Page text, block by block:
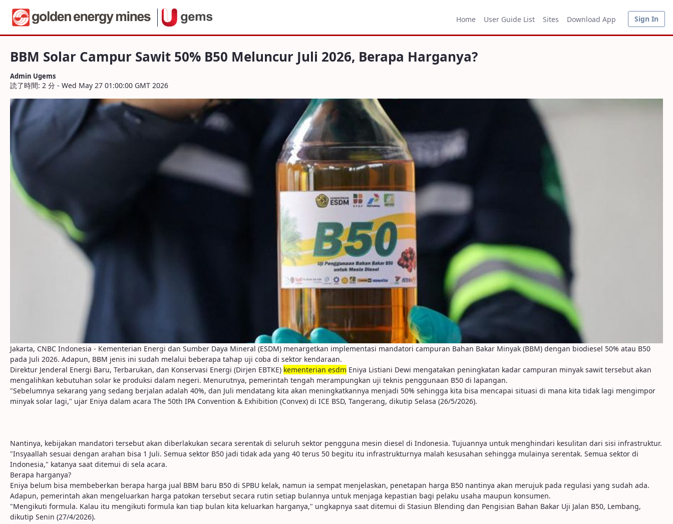
ナビゲーション
内容へスキップ
BBM Solar Campur Sawit 50% B50 Meluncur Juli 2026, Berapa Harganya?
Home User Guide List Sites Download App Sign In
BBM Solar Campur Sawit 50% B50 Meluncur Juli 2026, Berapa Harganya?
Admin Ugems
読了時間: 2 分 - Wed May 27 01:00:00 GMT 2026
Jakarta, CNBC Indonesia - Kementerian Energi dan Sumber Daya Mineral (ESDM) menargetkan implementasi mandatori campuran Bahan Bakar Minyak (BBM) dengan biodiesel 50% atau B50
pada Juli 2026. Adapun, BBM jenis ini sudah melalui beberapa tahap uji coba di sektor kendaraan.
Direktur Jenderal Energi Baru, Terbarukan, dan Konservasi Energi (Dirjen EBTKE) kementerian esdm Eniya Listiani Dewi mengatakan peningkatan kadar campuran minyak sawit tersebut akan
mengalihkan kebutuhan solar ke produksi dalam negeri. Menurutnya, pemerintah tengah merampungkan uji teknis penggunaan B50 di lapangan.
"Sebelumnya sekarang yang sedang berjalan adalah 40%, dan Juli mendatang kita akan meningkatkannya menjadi 50% sehingga kita bisa mencapai situasi di mana kita tidak lagi mengimpor
minyak solar lagi," ujar Eniya dalam acara The 50th IPA Convention & Exhibition (Convex) di ICE BSD, Tangerang, dikutip Selasa (26/5/2026).
Nantinya, kebijakan mandatori tersebut akan diberlakukan secara serentak di seluruh sektor pengguna mesin diesel di Indonesia. Tujuannya untuk menghindari kesulitan dari sisi infrastruktur.
"Insyaallah sesuai dengan arahan bisa 1 Juli. Semua sektor B50 jadi tidak ada yang 40 terus 50 begitu itu infrastrukturnya malah kesusahan sehingga mulainya serentak. Semua sektor di
Indonesia," katanya saat ditemui di sela acara.
Berapa harganya?
Eniya belum bisa membeberkan berapa harga jual BBM baru B50 di SPBU kelak, namun ia sempat menjelaskan, penetapan harga B50 nantinya akan merujuk pada regulasi yang sudah ada.
Adapun, pemerintah akan mengeluarkan harga patokan tersebut secara rutin setiap bulannya untuk menjaga kepastian bagi pelaku usaha maupun konsumen.
"Mengikuti formula. Kalau itu mengikuti formula kan tiap bulan kita keluarkan harganya," ungkapnya saat ditemui di Stasiun Blending dan Pengisian Bahan Bakar Uji Jalan B50, Lembang,
dikutip Senin (27/4/2026).